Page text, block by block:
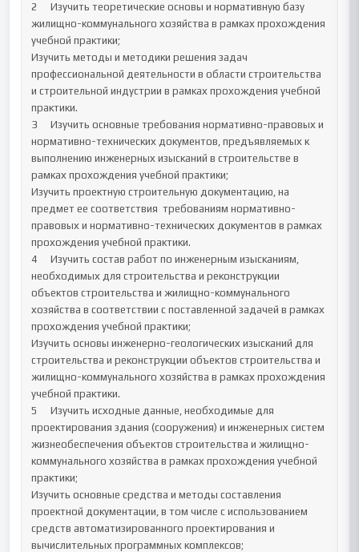
2	Изучить теоретические основы и нормативную базу
жилищно-коммунального хозяйства в рамках прохождения
учебной практики;
Изучить методы и методики решения задач
профессиональной деятельности в области строительства
и строительной индустрии в рамках прохождения учебной
практики.
3	Изучить основные требования нормативно-правовых и
нормативно-технических документов, предъявляемых к
выполнению инженерных изысканий в строительстве в
рамках прохождения учебной практики;
Изучить проектную строительную документацию, на
предмет ее соответствия  требованиям нормативно-
правовых и нормативно-технических документов в рамках
прохождения учебной практики.
4	Изучить состав работ по инженерным изысканиям,
необходимых для строительства и реконструкции
объектов строительства и жилищно-коммунального
хозяйства в соответствии с поставленной задачей в рамках
прохождения учебной практики;
Изучить основы инженерно-геологических изысканий для
строительства и реконструкции объектов строительства и
жилищно-коммунального хозяйства в рамках прохождения
учебной практики.
5	Изучить исходные данные, необходимые для
проектирования здания (сооружения) и инженерных систем
жизнеобеспечения объектов строительства и жилищно-
коммунального хозяйства в рамках прохождения учебной
практики;
Изучить основные средства и методы составления
проектной документации, в том числе с использованием
средств автоматизированного проектирования и
вычислительных программных комплексов;